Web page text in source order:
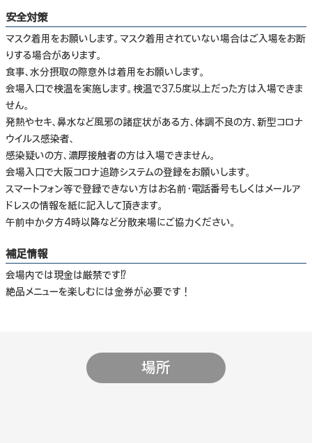
安全対策
マスク着用をお願いします。マスク着用されていない場合はご入場をお断
りする場合があります。
食事、水分摂取の際意外は着用をお願いします。
会場入口で検温を実施します。検温で37.5度以上だった方は入場できま
せん。
発熱やセキ、鼻水など風邪の諸症状がある方、体調不良の方、新型コロナ
ウイルス感染者、
感染疑いの方、濃厚接触者の方は入場できません。
会場入口で大阪コロナ追跡システムの登録をお願いします。
スマートフォン等で登録できない方はお名前・電話番号もしくはメールア
ドレスの情報を紙に記入して頂きます。
午前中か夕方4時以降など分散来場にご協力ください。
補足情報
会場内では現金は厳禁です⁉
絶品メニューを楽しむには金券が必要です！
場所